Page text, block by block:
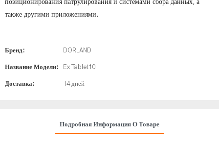
позиционирования патрулирования и системами сбора данных, а
также другими приложениями.
Бренд: DORLAND
Название Модели: Ex Tablet10
Доставка: 14 дней
Подробная Информация О Товаре